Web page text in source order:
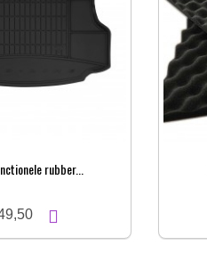
rubber...